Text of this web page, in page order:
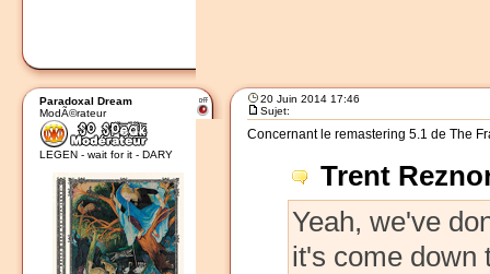
Paradoxal Dream
ModÃ©rateur
LEGEN - wait for it - DARY
20 Juin 2014 17:46
Sujet:
Concernant le remastering 5.1 de The
Trent
Yeah, we've
it's come down